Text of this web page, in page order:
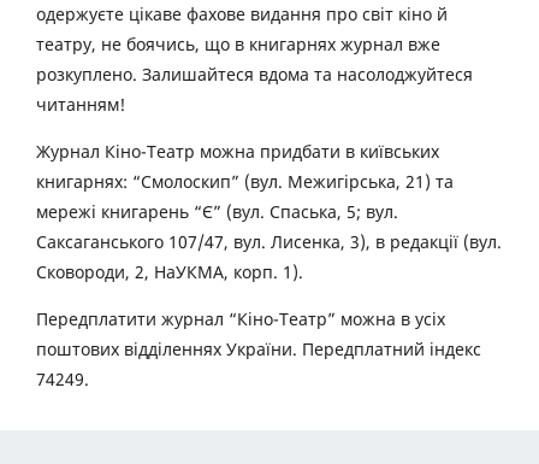
одержуєте цікаве фахове видання про світ кіно й
театру, не боячись, що в книгарнях журнал вже
розкуплено. Залишайтеся вдома та насолоджуйтеся
читанням!
Журнал Кіно-Театр можна придбати в київських
книгарнях: “Смолоскип” (вул. Межигірська, 21) та
мережі книгарень “Є” (вул. Спаська, 5; вул.
Саксаганського 107/47, вул. Лисенка, 3), в редакції (вул.
Сковороди, 2, НаУКМА, корп. 1).
Передплатити журнал “Кіно-Театр” можна в усіх
поштових відділеннях України. Передплатний індекс
74249.